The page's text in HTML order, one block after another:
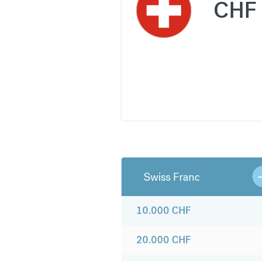
CHF
Swiss Franc
10.000 CHF
20.000 CHF